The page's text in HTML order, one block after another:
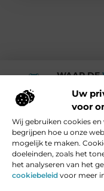
Uw
voor
Wij gebruiken cookies
begrijpen hoe u onze
mogelijk te maken.
doeleinden, zoals het
het analyseren van het
cookiebeleid voor meer
WAAR DE
Media en
Vind Ons Hier :